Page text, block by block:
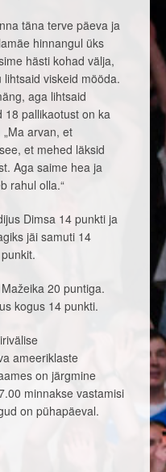
täna terve päeva ja
hinnangul üks
hästi kohad välja,
viskeid mööda.
aga lihtsaid
18 pallikaotust on ka
arvan, et
et mehed läksid
Aga saime hea ja
rahul olla.“
Dimsa 14 punkti ja
jäi samuti 14
20 puntiga.
kogus 14 punkti.
ameeriklaste
on järgmine
minnakse vastamisi
on pühapäeval.